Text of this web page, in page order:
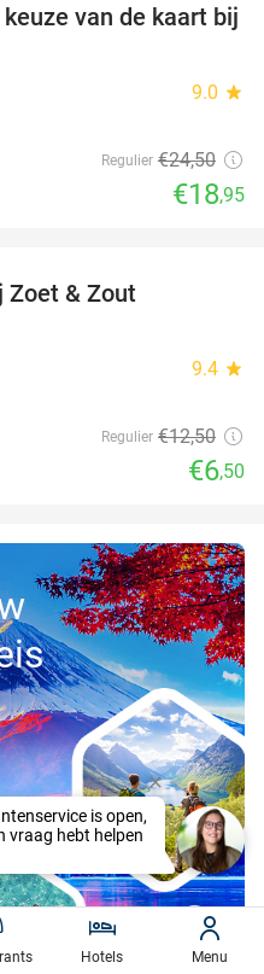
23%
van de kaart bij
9.0 star
Regulier €24,50
€18,95
Zoet & Zout
9.4 star
Regulier €12,50
€6,50
Hotels Menu